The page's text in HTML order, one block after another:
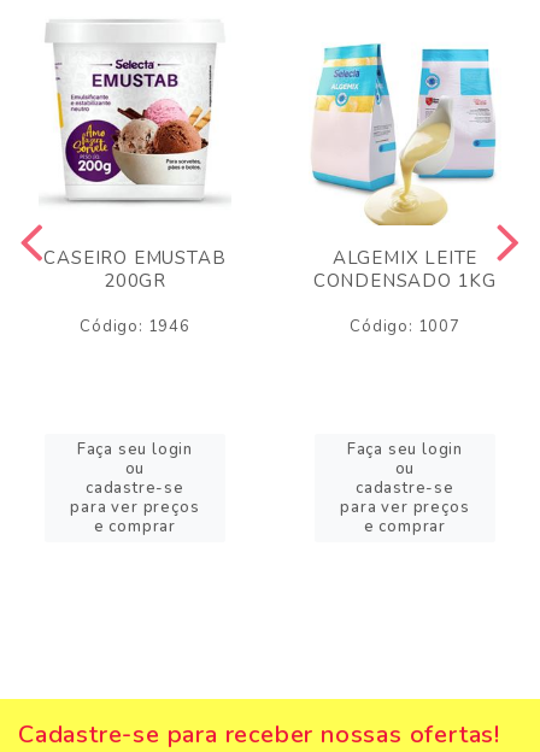
CASEIRO EMUSTAB
200GR
Código: 1946
Faça seu login
ou
cadastre-se
para ver preços
e comprar
ALGEMIX LEITE
CONDENSADO 1KG
Código: 1007
Faça seu login
ou
cadastre-se
para ver preços
e comprar
Cadastre-se para receber nossas ofertas!